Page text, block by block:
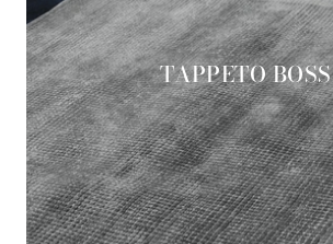
TAPPETO BOSS